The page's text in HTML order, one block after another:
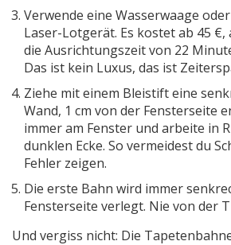
Verwende eine Wasserwaage
Laser-Lotgerät. Es kostet ab 45
die Ausrichtungszeit von 22
Das ist kein Luxus, das ist
Ziehe mit einem Bleistift eine
Wand, 1 cm von der Fensterseite
immer am Fenster und arbeite in
dunklen Ecke. So vermeidest du
Fehler zeigen.
Die erste Bahn wird immer
Fensterseite verlegt. Nie von der
Und vergiss nicht: Die